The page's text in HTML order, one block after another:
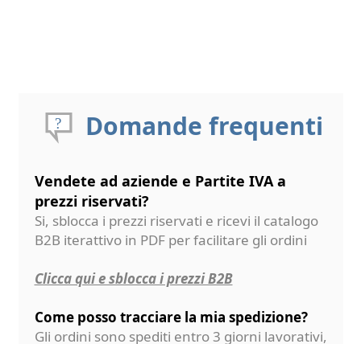
Domande frequenti
Vendete ad aziende e Partite IVA a
prezzi riservati?
Si, sblocca i prezzi riservati e ricevi il catalogo
B2B iterattivo in PDF per facilitare gli ordini
Clicca qui e sblocca i prezzi B2B
Come posso tracciare la mia spedizione?
Gli ordini sono spediti entro 3 giorni lavorativi,